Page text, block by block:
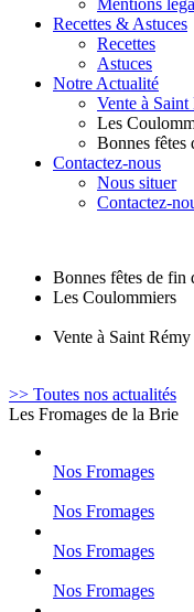
Mentions
Recettes & Astuces
Recettes
Astuces
Notre Actualité
Vente à
Les
Bonnes fêtes
Contactez-nous
Nous situer
Contactez-
Bonnes fêtes de fin
Les Coulommiers
Vente à Saint
>> Toutes nos actualités
Les Fromages de la Brie
Nos Fromages
Nos Fromages
Nos Fromages
Nos Fromages